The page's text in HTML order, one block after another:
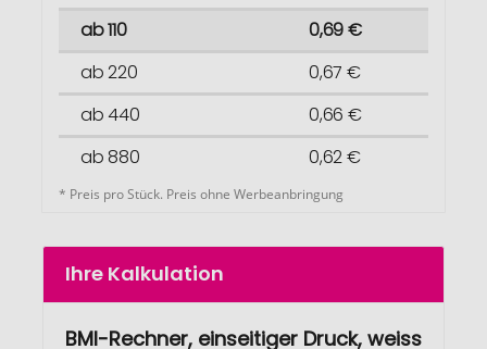
ab 110
0,69 €
ab 220
0,67 €
ab 440
0,66 €
ab 880
0,62 €
* Preis pro Stück. Preis ohne Werbeanbringung
Ihre Kalkulation
BMI-Rechner, einseitiger Druck, weiss